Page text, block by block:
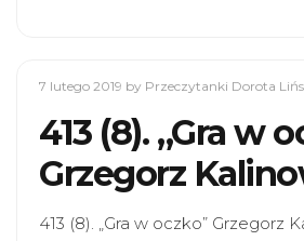
7 lutego 2019 by Przeczytanki Dorota
413 (8). „Gra w
Grzegorz
413 (8). „Gra w oczko” Grzegorz